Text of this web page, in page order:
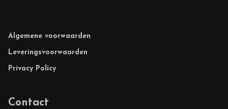
Footer
Algemene voorwaarden
Leveringsvoorwaarden
Privacy Policy
Contact